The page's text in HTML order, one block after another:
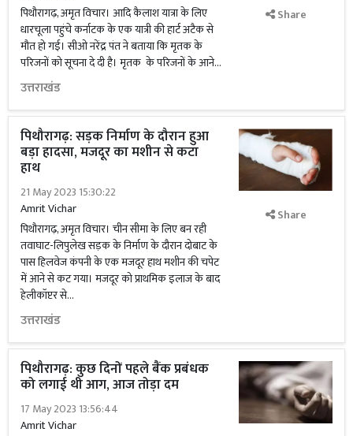
पिथौरागढ़, अमृत विचार। आदि कैलाश यात्रा के लिए
धारचूला पहुंचे कर्नाटक के एक यात्री की हार्ट अटैक से
मौत हो गई। सीओ नरेंद्र पंत ने बताया कि मृतक के
परिजनों को सूचना दे दी है। मृतक के परिजनों के आने...
उत्तराखंड
Share
पिथौरागढ़: सड़क निर्माण के दौरान हुआ
बड़ा हादसा, मजदूर का मशीन से कटा
हाथ
21 May 2023 15:30:22
Amrit Vichar
पिथौरागढ़, अमृत विचार। चीन सीमा के लिए बन रही
तवाघाट-लिपुलेख सड़क के निर्माण के दौरान दोबाट के
पास हिलवेज कंपनी के एक मजदूर हाथ मशीन की चपेट
में आने से कट गया। मजदूर को प्राथमिक इलाज के बाद
हेलीकॉप्टर से...
उत्तराखंड
Share
पिथौरागढ़: कुछ दिनों पहले बैंक प्रबंधक
को लगाई थी आग, आज तोड़ा दम
17 May 2023 13:56:44
Amrit Vichar